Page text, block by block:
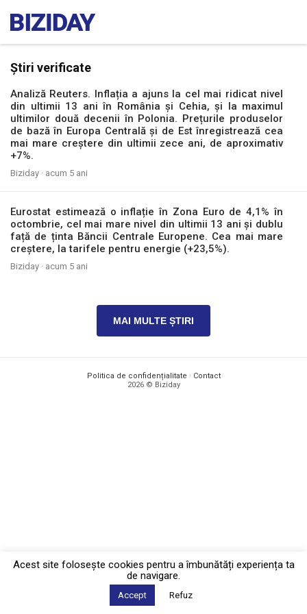
Știri verificate
Analiză Reuters. Inflația a ajuns la cel mai ridicat nivel
din ultimii 13 ani în România și Cehia, și la maximul
ultimilor două decenii în Polonia. Prețurile produselor
de bază în Europa Centrală și de Est înregistrează cea
mai mare creștere din ultimii zece ani, de aproximativ
+7%.
Biziday · acum 5 ani
Eurostat estimează o inflație în Zona Euro de 4,1% în
octombrie, cel mai mare nivel din ultimii 13 ani și dublu
față de ținta Băncii Centrale Europene. Cea mai mare
creștere, la tarifele pentru energie (+23,5%).
Biziday · acum 5 ani
MAI MULTE ȘTIRI
Politica de confidențialitate · Contact
2026 © Biziday
Acest site foloseşte cookies pentru a îmbunătăți experiența ta
de navigare.
Accept Refuz